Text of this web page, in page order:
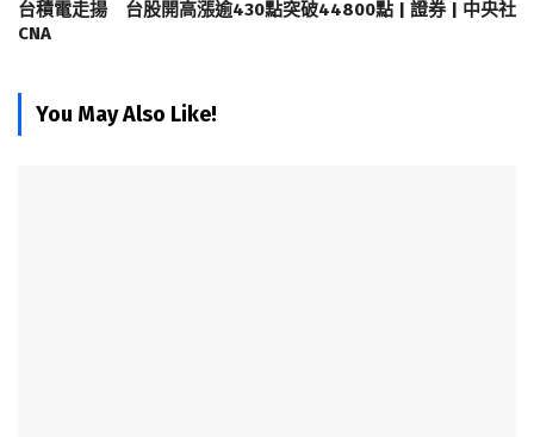
台積電走揚 台股開高漲逾430點突破44800點 | 證券 | 中央社
CNA
You May Also Like!